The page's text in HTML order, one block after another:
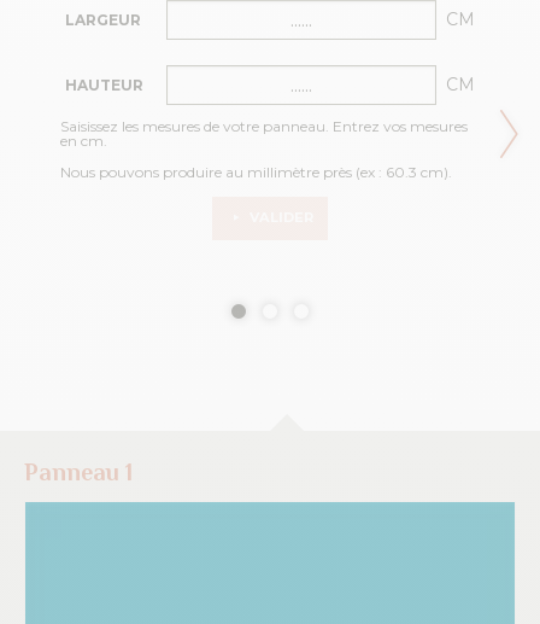
LARGEUR CM
HAUTEUR CM
Saisissez les mesures de votre panneau. Entrez vos mesures
en cm.
Nous pouvons produire au millimètre près (ex : 60.3 cm).
Panneau 1